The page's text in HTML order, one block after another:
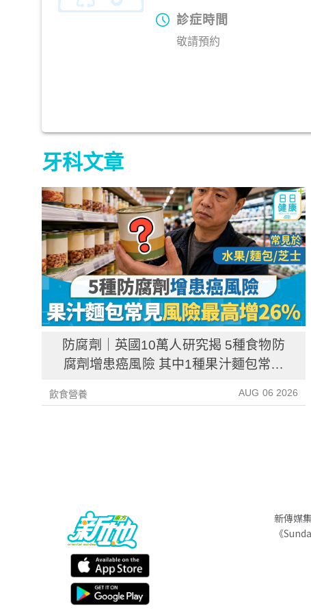
診症時間
敬請預約
牙科文章
防腐劑｜英國10萬人研究揭 5種食物防
腐劑增患癌風險 其中1種果汁麵包常見
飲食營養 AUG 06 2026